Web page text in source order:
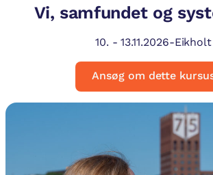
Vi, samfundet og
10. -13.11.2026-Eikholt
Ansøg om dette